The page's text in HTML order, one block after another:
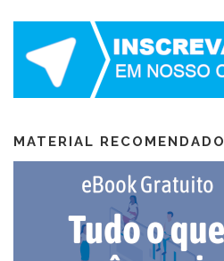
MATERIAL RECOMENDADO